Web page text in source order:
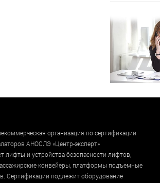
организация по сертификации
АНОСЛЭ «Центр-эксперт»
лифты и устройства безопасности лифтов,
конвейеры, платформы подъемные
Сертификации подлежит оборудование